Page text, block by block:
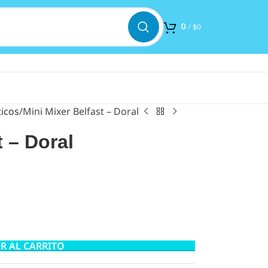
0 / $0
Mini Mixer Belfast – Doral
– Doral
AL CARRITO